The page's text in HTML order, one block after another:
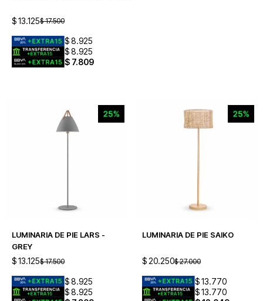
$13.125$ 17.500
$8.925
$8.925
$ 7.809
LUMINARIA DE PIE LARS -
GREY
$13.125$ 17.500
$8.925
$8.925
LUMINARIA DE PIE SAIKO
$ 20.250$ 27.000
$ 13.770
$ 13.770